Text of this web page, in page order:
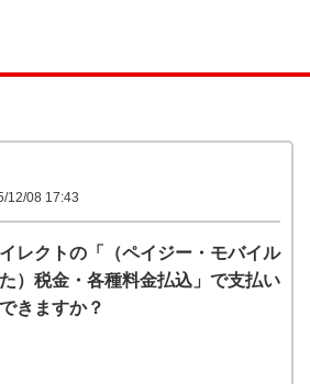
12/08 17:43
レクトの「（ペイジー・モバイル
）税金・各種料金払込」で支払い
きますか？